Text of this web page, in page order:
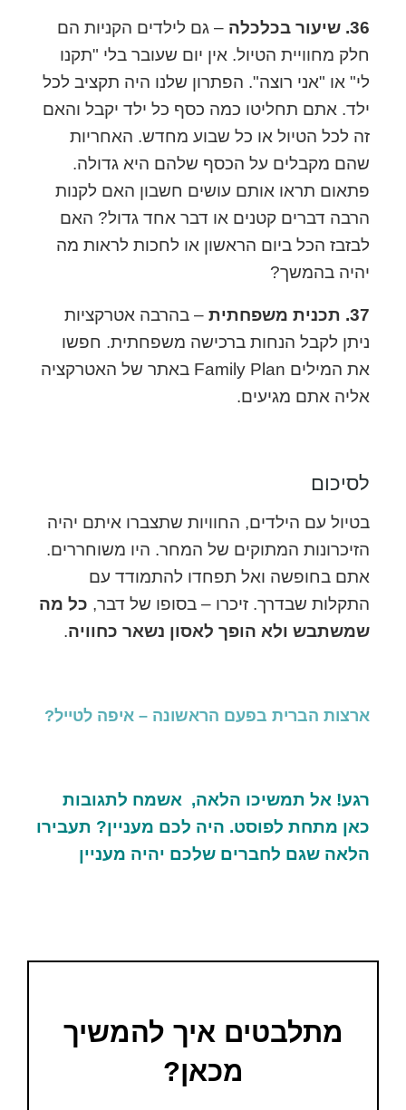
36. שיעור בכלכלה
– גם לילדים הקניות הם
חלק מחוויית הטיול. אין יום שעובר בלי "תקנו
לי" או "אני רוצה". הפתרון שלנו היה תקציב לכל
ילד. אתם תחליטו כמה כסף כל ילד יקבל והאם
זה לכל הטיול או כל שבוע מחדש. האחריות
שהם מקבלים על הכסף שלהם היא גדולה.
פתאום תראו אותם עושים חשבון האם לקנות
הרבה דברים קטנים או דבר אחד גדול? האם
לבזבז הכל ביום הראשון או לחכות לראות מה
יהיה בהמשך?
37. תכנית משפחתית
– בהרבה אטרקציות
ניתן לקבל הנחות ברכישה משפחתית. חפשו
את המילים Family Plan באתר של האטרקציה
אליה אתם מגיעים.
לסיכום
בטיול עם הילדים, החוויות שתצברו איתם יהיה
הזיכרונות המתוקים של המחר. היו משוחררים.
אתם בחופשה ואל תפחדו להתמודד עם
התקלות שבדרך. זיכרו – בסופו של דבר, כל מה
שמשתבש ולא הופך לאסון נשאר כחוויה.
ארצות הברית בפעם הראשונה – איפה לטייל?
רגע! אל תמשיכו הלאה, אשמח לתגובות
כאן מתחת לפוסט. היה לכם מעניין? תעבירו
הלאה שגם לחברים שלכם יהיה מעניין
מתלבטים איך להמשיך
מכאן?